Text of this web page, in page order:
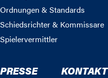
Ordnungen & Standards
Schiedsrichter & Kommissare
Spielervermittler
PRESSE KONTAKT